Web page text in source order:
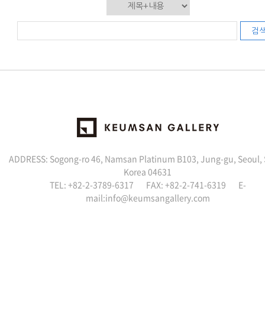
검
ADDRESS: Sogong-ro 46, Namsan Platinum B103, Jung-gu, Seoul,
Korea 04631
TEL: +82-2-3789-6317 FAX: +82-2-741-6319 E-
mail:info@keumsangallery.com